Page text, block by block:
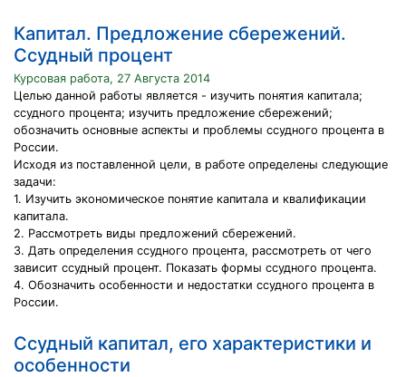
Капитал. Предложение сбережений.
Ссудный процент
Курсовая работа, 27 Августа 2014
Целью данной работы является - изучить понятия капитала;
ссудного процента; изучить предложение сбережений;
обозначить основные аспекты и проблемы ссудного процента в
России.
Исходя из поставленной цели, в работе определены следующие
задачи:
1. Изучить экономическое понятие капитала и квалификации
капитала.
2. Рассмотреть виды предложений сбережений.
3. Дать определения ссудного процента, рассмотреть от чего
зависит ссудный процент. Показать формы ссудного процента.
4. Обозначить особенности и недостатки ссудного процента в
России.
Ссудный капитал, его характеристики и
особенности